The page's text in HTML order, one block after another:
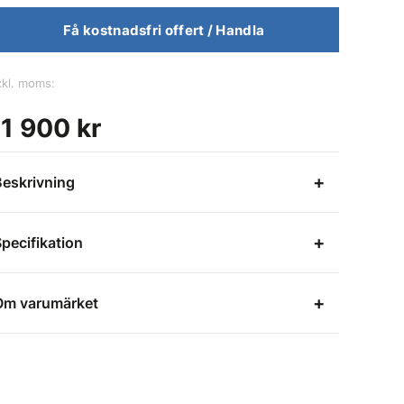
Få kostnadsfri offert / Handla
moms:
900 kr
varumärket